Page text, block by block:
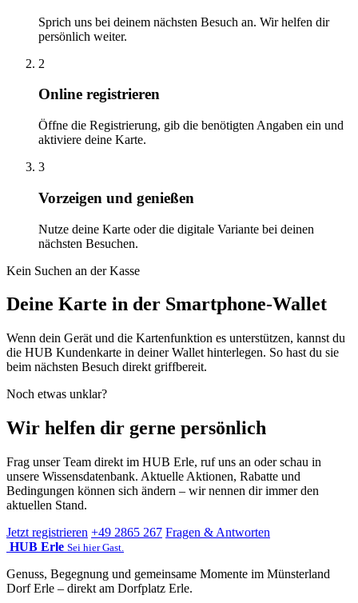
Sprich uns bei deinem nächsten Besuch an. Wir helfen dir
persönlich weiter.
2
Online registrieren
Öffne die Registrierung, gib die benötigten Angaben ein und
aktiviere deine Karte.
3
Vorzeigen und genießen
Nutze deine Karte oder die digitale Variante bei deinen
nächsten Besuchen.
Kein Suchen an der Kasse
Deine Karte in der Smartphone-Wallet
Wenn dein Gerät und die Kartenfunktion es unterstützen, kannst du
die HUB Kundenkarte in deiner Wallet hinterlegen. So hast du sie
beim nächsten Besuch direkt griffbereit.
Noch etwas unklar?
Wir helfen dir gerne persönlich
Frag unser Team direkt im HUB Erle, ruf uns an oder schau in
unsere Wissensdatenbank. Aktuelle Aktionen, Rabatte und
Bedingungen können sich ändern – wir nennen dir immer den
aktuellen Stand.
Jetzt registrieren +49 2865 267 Fragen & Antworten
HUB Erle Sei hier Gast.
Genuss, Begegnung und gemeinsame Momente im Münsterland
Dorf Erle – direkt am Dorfplatz Erle.